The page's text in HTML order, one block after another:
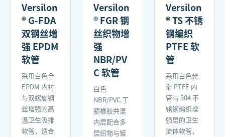
Versilon
® G-FDA
双钢丝增
强 EPDM
软管
采用白色全
EPDM 内衬
与双螺旋钢
丝增强的高
温卫生吸排
软管，适合
Versilon
® FGR 钢
丝织物增
强
NBR/PV
C 软管
白色
NBR/PVC 丁
腈橡胶共混
内层配合多
层织物与镀
Versilon
® TS 不锈
钢编织
PTFE 软
管
采用白色光
滑 PTFE 内
管与 304 不
锈钢编织增
强层的卫生
流体软管，